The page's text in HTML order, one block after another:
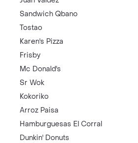
Sandwich Qbano
Tostao
Karen's Pizza
Frisby
Mc Donald's
Sr Wok
Kokoriko
Arroz Paisa
Hamburguesas El Corral
Dunkin' Donuts